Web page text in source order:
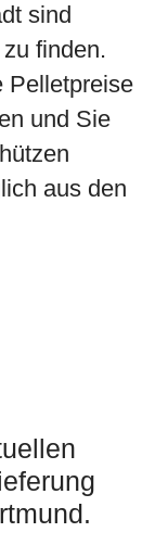
sind
zu finden.
Pelletpreise
und Sie
aus den